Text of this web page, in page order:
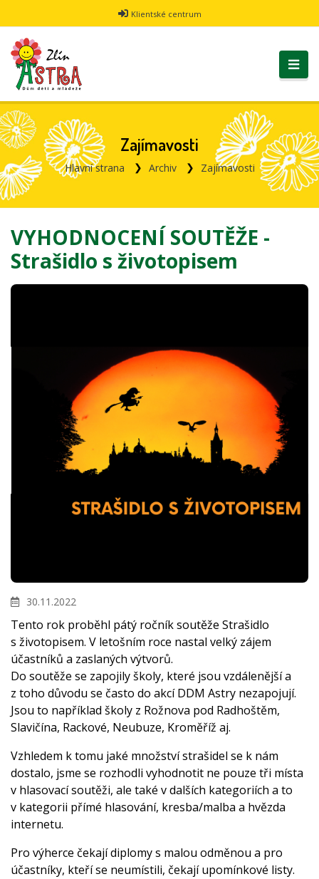
Klientské centrum
Zajímavosti
Hlavní strana Archiv Zajímavosti
VYHODNOCENÍ SOUTĚŽE -
Strašidlo s životopisem
30.11.2022
Tento rok proběhl pátý ročník soutěže Strašidlo
s životopisem. V letošním roce nastal velký zájem
účastníků a zaslaných výtvorů.
Do soutěže se zapojily školy, které jsou vzdálenější a
z toho důvodu se často do akcí DDM Astry nezapojují.
Jsou to například školy z Rožnova pod Radhoštěm,
Slavičína, Rackové, Neubuze, Kroměříž aj.
Vzhledem k tomu jaké množství strašidel se k nám
dostalo, jsme se rozhodli vyhodnotit ne pouze tři místa
v hlasovací soutěži, ale také v dalších kategoriích a to
v kategorii přímé hlasování, kresba/malba a hvězda
internetu.
Pro výherce čekají diplomy s malou odměnou a pro
účastníky, kteří se neumístili, čekají upomínkové listy.